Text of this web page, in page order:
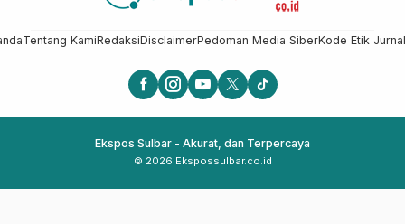
Tentang KamiRedaksiDisclaimerPedoman Media SiberKode Etik
Ekspos Sulbar - Akurat, dan Terpercaya
© 2026 Ekspossulbar.co.id